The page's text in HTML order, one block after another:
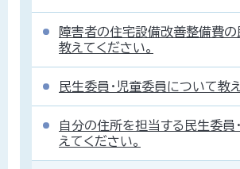
障害者の住宅設備改善整備費の
教えてください。
民生委員・児童委員について教
自分の住所を担当する民生委員
えてください。